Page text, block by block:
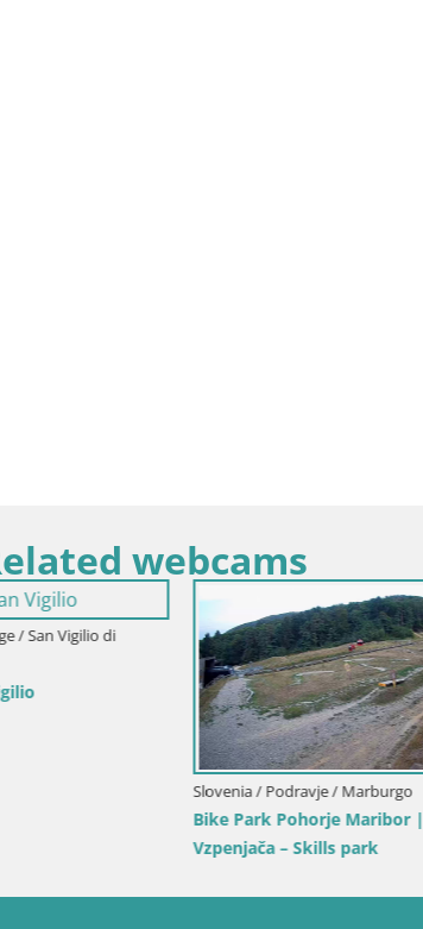
webcams
Vigilio di
Slovenia / Podravje / Marburgo
Bike Park Pohorje Maribor | KKŽ
Vzpenjača – Skills park